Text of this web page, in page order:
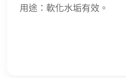
用途：軟化水垢有效。